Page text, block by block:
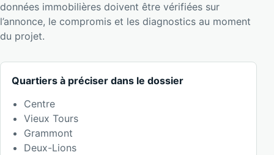
données immobilières doivent être vérifiées sur
l’annonce, le compromis et les diagnostics au moment
du projet.
Quartiers à préciser dans le dossier
Centre
Vieux Tours
Grammont
Deux-Lions